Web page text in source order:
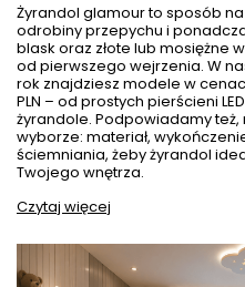
Żyrandol glamour to sposób
odrobiny przepychu i
blask oraz złote lub mosiężne
od pierwszego wejrzenia. W
rok znajdziesz modele w
PLN – od prostych pierścieni
żyrandole. Podpowiadamy
wyborze: materiał,
ściemniania, żeby żyrandol
Twojego wnętrza.
Czytaj więcej